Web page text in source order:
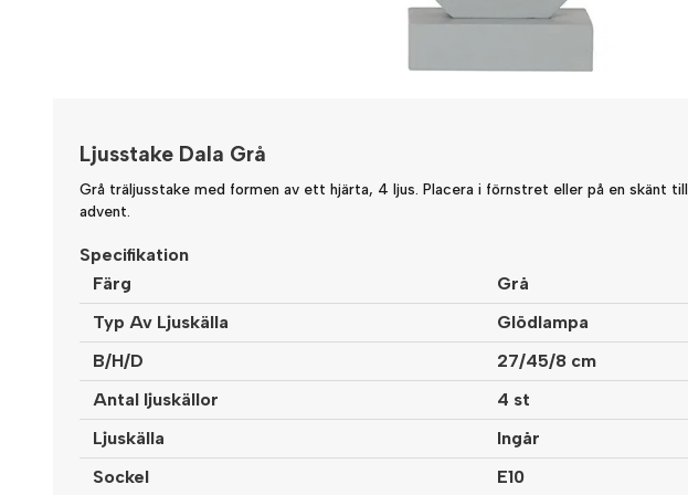
Ljusstake Dala Grå
Grå träljusstake med formen av ett hjärta, 4 ljus. Placera i förnstret eller på en skänt till
advent.
Specifikation
Färg
Grå
Typ Av Ljuskälla
Glödlampa
B/H/D
27/45/8 cm
Antal ljuskällor
4 st
Ljuskälla
Ingår
Sockel
E10